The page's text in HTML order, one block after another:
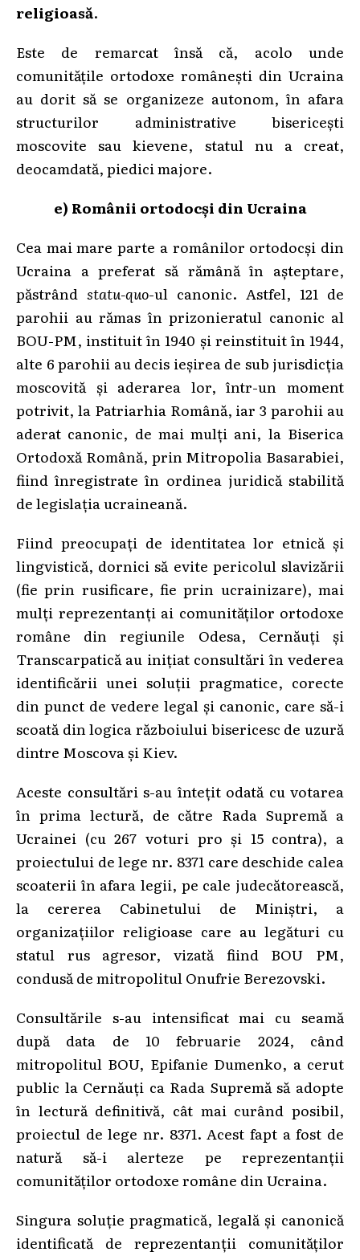
religioasă.
Este de remarcat însă că, acolo unde
comunitățile ortodoxe românești din Ucraina
au dorit să se organizeze autonom, în afara
structurilor administrative bisericești
moscovite sau kievene, statul nu a creat,
deocamdată, piedici majore.
e) Românii ortodocși din Ucraina
Cea mai mare parte a românilor ortodocși din
Ucraina a preferat să rămână în așteptare,
păstrând statu-quo-ul canonic. Astfel, 121 de
parohii au rămas în prizonieratul canonic al
BOU-PM, instituit în 1940 și reinstituit în 1944,
alte 6 parohii au decis ieșirea de sub jurisdicția
moscovită și aderarea lor, într-un moment
potrivit, la Patriarhia Română, iar 3 parohii au
aderat canonic, de mai mulți ani, la Biserica
Ortodoxă Română, prin Mitropolia Basarabiei,
fiind înregistrate în ordinea juridică stabilită
de legislația ucraineană.
Fiind preocupați de identitatea lor etnică și
lingvistică, dornici să evite pericolul slavizării
(fie prin rusificare, fie prin ucrainizare), mai
mulți reprezentanți ai comunităților ortodoxe
române din regiunile Odesa, Cernăuți și
Transcarpatică au inițiat consultări în vederea
identificării unei soluții pragmatice, corecte
din punct de vedere legal și canonic, care să-i
scoată din logica războiului bisericesc de uzură
dintre Moscova și Kiev.
Aceste consultări s-au întețit odată cu votarea
în prima lectură, de către Rada Supremă a
Ucrainei (cu 267 voturi pro și 15 contra), a
proiectului de lege nr. 8371 care deschide calea
scoaterii în afara legii, pe cale judecătorească,
la cererea Cabinetului de Miniștri, a
organizațiilor religioase care au legături cu
statul rus agresor, vizată fiind BOU PM,
condusă de mitropolitul Onufrie Berezovski.
Consultările s-au intensificat mai cu seamă
după data de 10 februarie 2024, când
mitropolitul BOU, Epifanie Dumenko, a cerut
public la Cernăuți ca Rada Supremă să adopte
în lectură definitivă, cât mai curând posibil,
proiectul de lege nr. 8371. Acest fapt a fost de
natură să-i alerteze pe reprezentanții
comunităților ortodoxe române din Ucraina.
Singura soluție pragmatică, legală și canonică
identificată de reprezentanții comunităților